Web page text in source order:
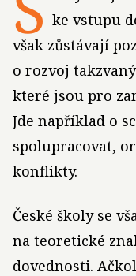
ke vstupu
však zůstávají
o rozvoj
které jsou pro
Jde například o
spolupracovat,
konflikty.
České školy se
na teoretické
dovednosti.